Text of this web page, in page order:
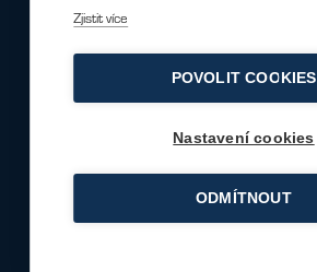
Naši odborníci jsou
připraveni
Zjistit více
POVOLIT COOKIES
Nastavení cookies
ODMÍTNOUT